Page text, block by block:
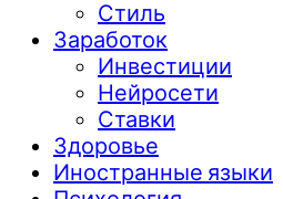
Стиль
Заработок
Инвестиции
Нейросети
Ставки
Здоровье
Иностранные языки